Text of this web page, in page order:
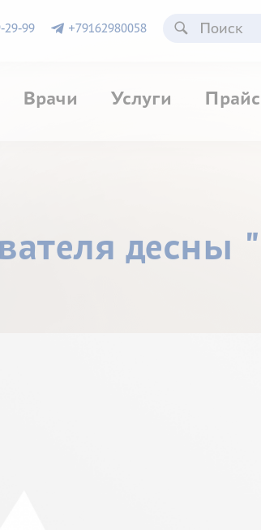
29-99 +79162980058
Врачи Услуги Прайс
десны